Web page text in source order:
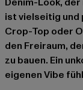
ist vielseitig und
Crop-Top oder
den Freiraum,
zu bauen. Ein
eigenen Vibe